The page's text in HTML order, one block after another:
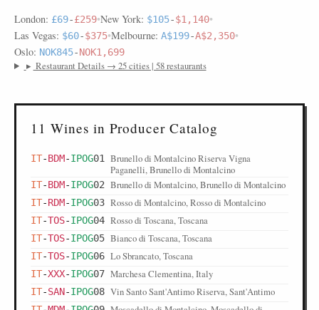
London: £69-£259•New York: $105-$1,140•
Las Vegas: $60-$375•Melbourne: A$199-A$2,350•
Oslo: NOK845-NOK1,699
▸ Restaurant Details → 25 cities | 58 restaurants
11 Wines in Producer Catalog
IT-BDM-IPOG01
Brunello di Montalcino Riserva Vigna
Paganelli, Brunello di Montalcino
IT-BDM-IPOG02 Brunello di Montalcino, Brunello di Montalcino
IT-RDM-IPOG03 Rosso di Montalcino, Rosso di Montalcino
IT-TOS-IPOG04 Rosso di Toscana, Toscana
IT-TOS-IPOG05 Bianco di Toscana, Toscana
IT-TOS-IPOG06 Lo Sbrancato, Toscana
IT-XXX-IPOG07 Marchesa Clementina, Italy
IT-SAN-IPOG08 Vin Santo Sant'Antimo Riserva, Sant'Antimo